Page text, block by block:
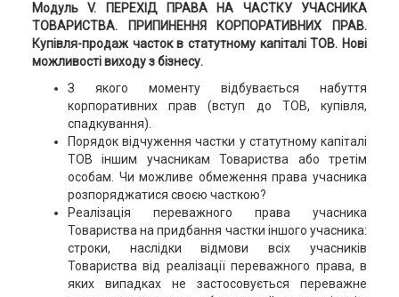
Модуль V. ПЕРЕХІД ПРАВА НА ЧАСТКУ УЧАСНИКА
ТОВАРИСТВА. ПРИПИНЕННЯ КОРПОРАТИВНИХ ПРАВ.
Купівля-продаж часток в статутному капіталі ТОВ. Нові
можливості виходу з бізнесу.
З якого моменту відбувається набуття
корпоративних прав (вступ до ТОВ, купівля,
спадкування).
Порядок відчуження частки у статутному капіталі
ТОВ іншим учасникам Товариства або третім
особам. Чи можливе обмеження права учасника
розпоряджатися своєю часткою?
Реалізація переважного права учасника
Товариства на придбання частки іншого учасника:
строки, наслідки відмови всіх учасників
Товариства від реалізації переважного права, в
яких випадках не застосовується переважне